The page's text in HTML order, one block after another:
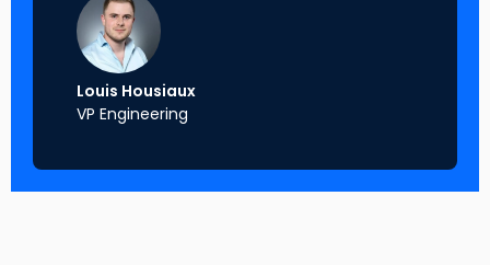
Louis Housiaux
VP Engineering